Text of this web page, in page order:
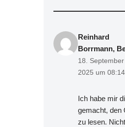
Reinhard
Borrmann,
18. September
2025 um
Ich habe mir
gemacht, den
zu lesen.